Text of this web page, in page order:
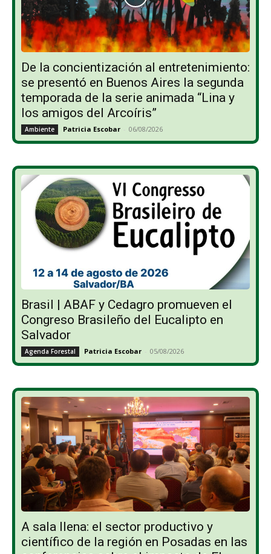
De la concientización al entretenimiento:
se presentó en Buenos Aires la segunda
temporada de la serie animada “Lina y
los amigos del Arcoíris”
Ambiente Patricia Escobar - 06/08/2026
Brasil | ABAF y Cedagro promueven el
Congreso Brasileño del Eucalipto en
Salvador
Agenda Forestal Patricia Escobar - 05/08/2026
A sala llena: el sector productivo y
científico de la región en Posadas en las